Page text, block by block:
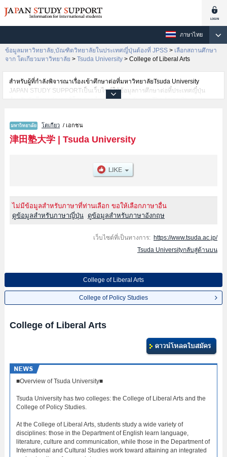
ภาษาไทย
ข้อมูลมหาวิทยาลัย,บัณฑิตวิทยาลัยในประเทศญี่ปุ่นต้องที่ JPSS > เลือกสถานศึกษา
จาก โตเกียวมหาวิทยาลัย > Tsuda University > College of Liberal Arts
สำหรับผู้ที่กำลังพิจารณาเรื่องเข้าศึกษาต่อที่มหาวิทยาลัยTsuda University
JAPAN STUDY SUPPORTเป็นเว็บไซต์ให้ข้อมูลการศึกษาต่อที่ประเทศญี่ปุ่น
สำหรับนักศึกษาต่างชาติโดยการดำเนินงานร่วมกันของ The Asian Students
of Policy Studies ไว้ เป็นต้นไว้สำหรับผู้ที่ต้องการค้นหาข้อมูลการศึกษาต่อเกี่ยว
กับTsuda University กรุณาใช้เว็บไซต์นี้เพื่อการค้นหาข้อมูลตามอัธยาศัย
นอกจากนั้นยังมีข้อมูลของสถาบันการศึกษาระดับมหาวิทยาลัย,บัณฑิต
เปิดรับสมัครนักศึกษาต่างชาติด้วย
โตเกียว / เอกชน
津田塾大学| Tsuda University
ไม่มีข้อมูลสำหรับภาษาที่ท่านเลือก ขอให้เลือกภาษาอื่น
ดูข้อมูลสำหรับภาษาญี่ปุ่น
ดูข้อมูลสำหรับภาษาอังกฤษ
เว็บไซต์ที่เป็นทางการ: https://www.tsuda.ac.jp/
Tsuda Universityกลับสู่ด้านบน
College of Liberal Arts
College of Policy Studies
College of Liberal Arts
■Overview of Tsuda University■
Tsuda University has two colleges: the College of Liberal Arts and the
College of Policy Studies.
At the College of Liberal Arts, students study a wide variety of
disciplines: those in the Department of English learn language,
literature, culture and communication, while those in the Department of
International and Cultural Studies work toward attaining an integrated